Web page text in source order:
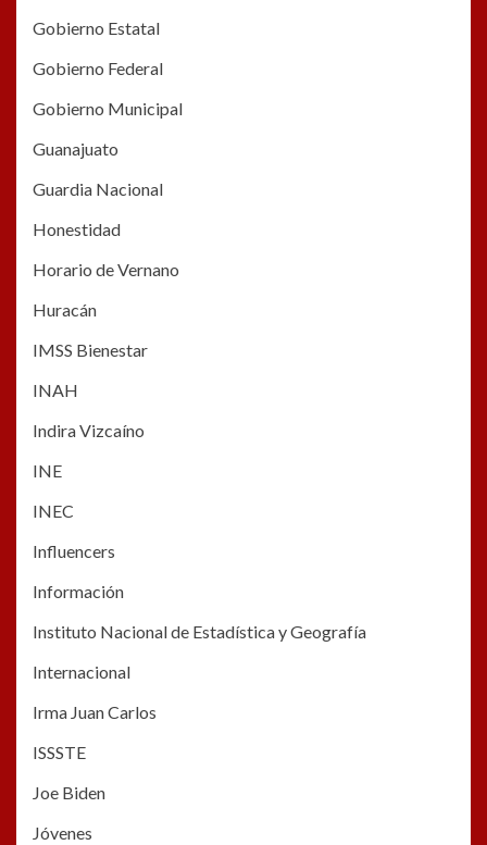
Gobierno Estatal
Gobierno Federal
Gobierno Municipal
Guanajuato
Guardia Nacional
Honestidad
Horario de Vernano
Huracán
IMSS Bienestar
INAH
Indira Vizcaíno
INE
INEC
Influencers
Información
Instituto Nacional de Estadística y Geografía
Internacional
Irma Juan Carlos
ISSSTE
Joe Biden
Jóvenes